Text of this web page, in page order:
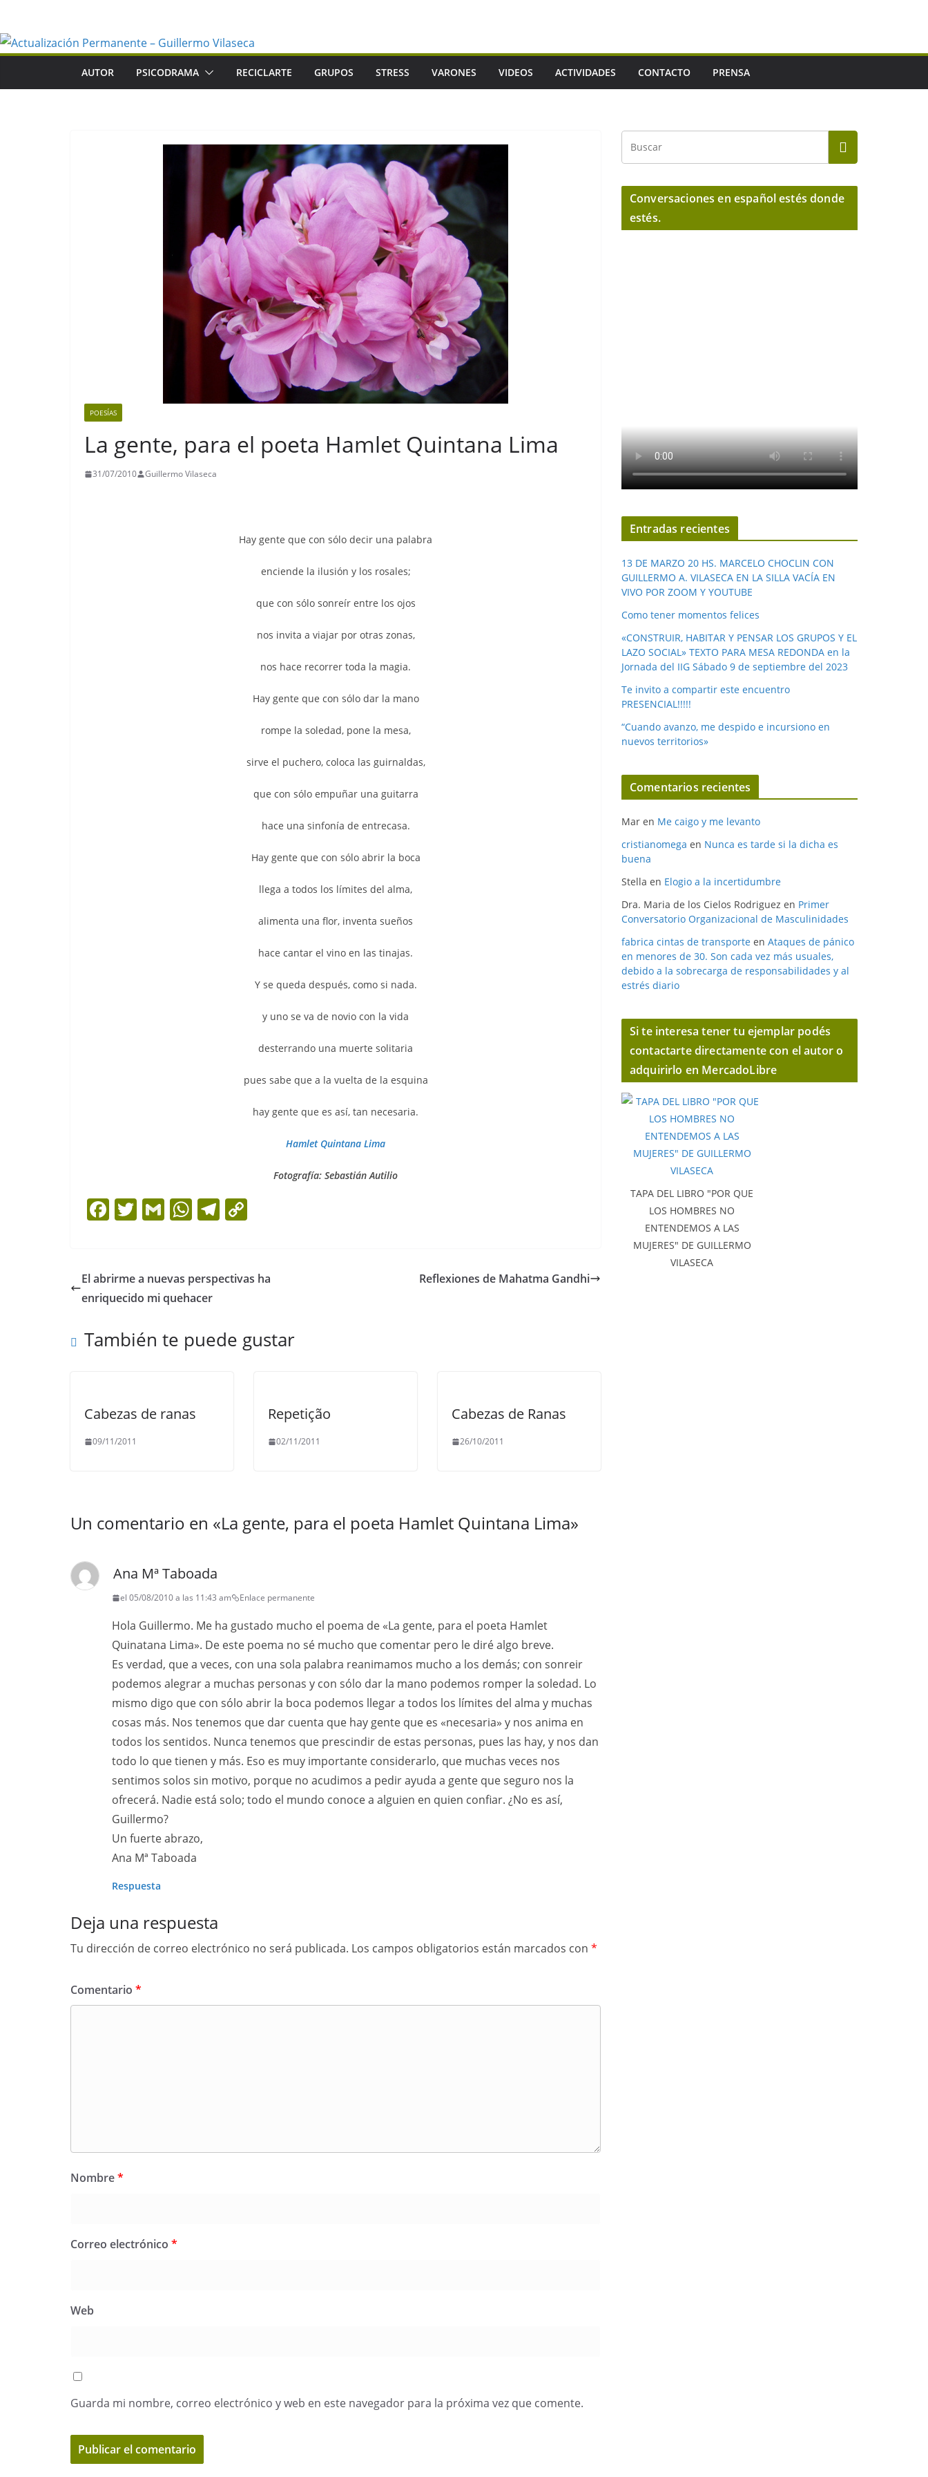
contenido
AUTOR PSICODRAMA RECICLARTE GRUPOS STRESS VARONES VIDEOS ACTIVIDADES CONTACTO PRENSA
POESÍAS
La gente, para el poeta Hamlet Quintana Lima
31/07/2010 Guillermo Vilaseca
Hay gente que con sólo decir una palabra
enciende la ilusión y los rosales;
que con sólo sonreír entre los ojos
nos invita a viajar por otras zonas,
nos hace recorrer toda la magia.
Hay gente que con sólo dar la mano
rompe la soledad, pone la mesa,
sirve el puchero, coloca las guirnaldas,
que con sólo empuñar una guitarra
hace una sinfonía de entrecasa.
Hay gente que con sólo abrir la boca
llega a todos los límites del alma,
alimenta una flor, inventa sueños
hace cantar el vino en las tinajas.
Y se queda después, como si nada.
y uno se va de novio con la vida
desterrando una muerte solitaria
pues sabe que a la vuelta de la esquina
hay gente que es así, tan necesaria.
Hamlet Quintana Lima
Fotografía: Sebastián Autilio
F
e
b
o
T
er
G
l
W
s
A
p
T
gr y
k
El abrirme a nuevas perspectivas ha
enriquecido mi quehacer
Reflexiones de Mahatma Gandhi
También te puede gustar
Cabezas de ranas
09/11/2011
Repetição
02/11/2011
Cabezas de Ranas
26/10/2011
Un comentario en «La gente, para el poeta Hamlet Quintana Lima»
Ana Mª Taboada
el 05/08/2010 a las 11:43 am Enlace permanente
Hola Guillermo. Me ha gustado mucho el poema de «La gente, para el poeta Hamlet
Quinatana Lima». De este poema no sé mucho que comentar pero le diré algo breve.
Es verdad, que a veces, con una sola palabra reanimamos mucho a los demás; con sonreir
podemos alegrar a muchas personas y con sólo dar la mano podemos romper la soledad. Lo
mismo digo que con sólo abrir la boca podemos llegar a todos los límites del alma y muchas
cosas más. Nos tenemos que dar cuenta que hay gente que es «necesaria» y nos anima en
todos los sentidos. Nunca tenemos que prescindir de estas personas, pues las hay, y nos dan
todo lo que tienen y más. Eso es muy importante considerarlo, que muchas veces nos
sentimos solos sin motivo, porque no acudimos a pedir ayuda a gente que seguro nos la
ofrecerá. Nadie está solo; todo el mundo conoce a alguien en quien confiar. ¿No es así,
Guillermo?
Un fuerte abrazo,
Ana Mª Taboada
Respuesta
Deja una respuesta
Tu dirección de correo electrónico no será publicada. Los campos obligatorios están marcados con *
Comentario *
Nombre*
Correo electrónico *
Web
Guarda mi nombre, correo electrónico y web en este navegador para la próxima vez que comente.
Conversaciones en español estés donde
estés.
Entradas recientes
13 DE MARZO 20 HS. MARCELO CHOCLIN CON
GUILLERMO A. VILASECA EN LA SILLA VACÍA EN
VIVO POR ZOOM Y YOUTUBE
Como tener momentos felices
«CONSTRUIR, HABITAR Y PENSAR LOS GRUPOS Y EL
LAZO SOCIAL» TEXTO PARA MESA REDONDA en la
Jornada del IIG Sábado 9 de septiembre del 2023
Te invito a compartir este encuentro
PRESENCIAL!!!!!
“Cuando avanzo, me despido e incursiono en
nuevos territorios»
Comentarios recientes
Mar en Me caigo y me levanto
cristianomega en Nunca es tarde si la dicha es
buena
Stella en Elogio a la incertidumbre
Dra. Maria de los Cielos Rodriguez en Primer
Conversatorio Organizacional de Masculinidades
fabrica cintas de transporte en Ataques de pánico
en menores de 30. Son cada vez más usuales,
debido a la sobrecarga de responsabilidades y al
estrés diario
Si te interesa tener tu ejemplar podés
contactarte directamente con el autor o
adquirirlo en MercadoLibre
TAPA DEL LIBRO "POR QUE
LOS HOMBRES NO
ENTENDEMOS A LAS
MUJERES" DE GUILLERMO
VILASECA